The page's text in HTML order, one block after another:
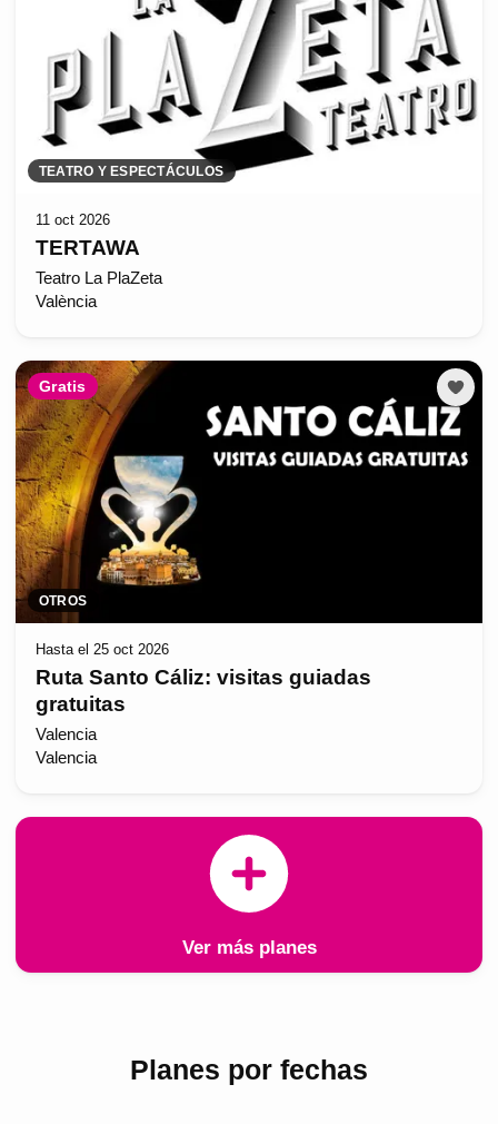
TEATRO Y ESPECTÁCULOS
11 oct 2026
TERTAWA
Teatro La PlaZeta
València
Gratis
OTROS
Hasta el 25 oct 2026
Ruta Santo Cáliz: visitas guiadas
gratuitas
Valencia
Valencia
Ver más planes
Planes por fechas